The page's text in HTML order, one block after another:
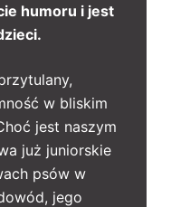
humoru i jest
w bliskim
jest naszym
już juniorskie
psów w
jego